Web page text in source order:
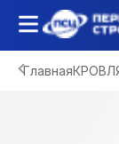
Главная